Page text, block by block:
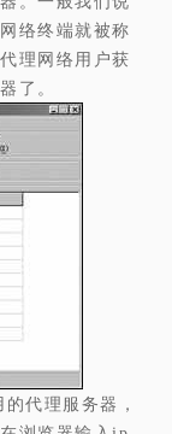
络终端就被称
理网络用户获
了。
代理服务器，